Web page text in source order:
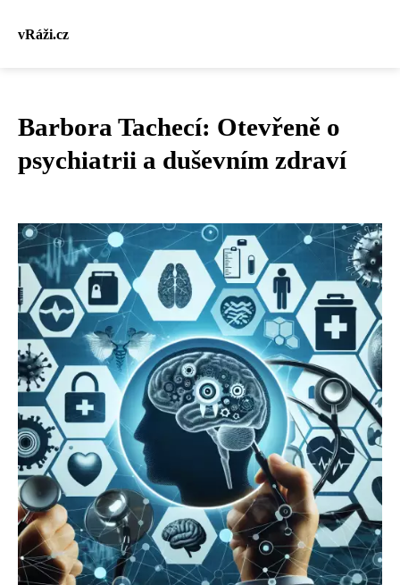
vRáži.cz
Barbora Tachecí: Otevřeně o
psychiatrii a duševním zdraví